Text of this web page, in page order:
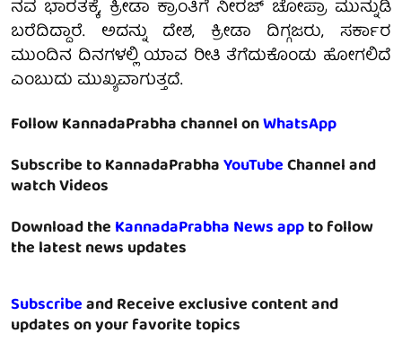
ನವ ಭಾರತಕ್ಕೆ, ಕ್ರೀಡಾ ಕ್ರಾಂತಿಗೆ ನೀರಜ್ ಚೋಪ್ರಾ ಮುನ್ನುಡಿ
ಬರೆದಿದ್ದಾರೆ. ಅದನ್ನು ದೇಶ, ಕ್ರೀಡಾ ದಿಗ್ಗಜರು, ಸರ್ಕಾರ
ಮುಂದಿನ ದಿನಗಳಲ್ಲಿ ಯಾವ ರೀತಿ ತೆಗೆದುಕೊಂಡು ಹೋಗಲಿದೆ
ಎಂಬುದು ಮುಖ್ಯವಾಗುತ್ತದೆ.
Follow KannadaPrabha channel onWhatsApp
Subscribe to KannadaPrabhaYouTubeChannel and
watch Videos
Download theKannadaPrabha News appto follow
the latest news updates
Subscribeand Receive exclusive content and
updates on your favorite topics